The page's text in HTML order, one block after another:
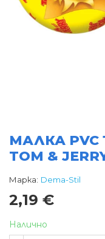
МАЛКА
TOM &
Марка: Dema-Stil
2,19 €
Налично